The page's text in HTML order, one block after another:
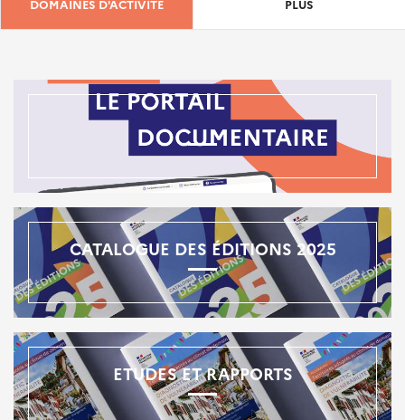
DOMAINES D'ACTIVITÉ PLUS
CATALOGUE DES ÉDITIONS 2025
ETUDES ET RAPPORTS